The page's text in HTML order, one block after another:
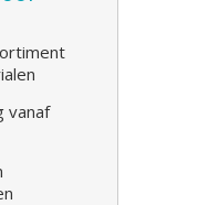
vanaf